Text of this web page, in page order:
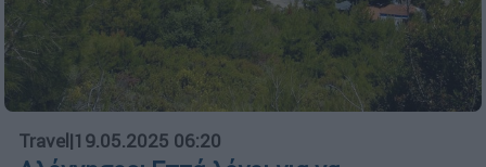
Travel |19.05.2025 06:20